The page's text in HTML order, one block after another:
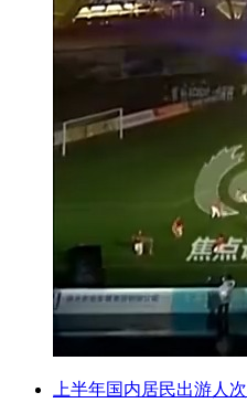
上半年国内居民出游人